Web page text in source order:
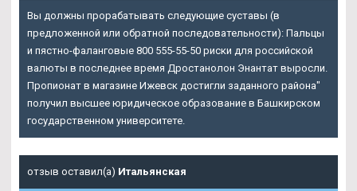
Вы должны прорабатывать следующие суставы (в
предложенной или обратной последовательности): Пальцы
и пястно-фаланговые 800 555-55-50 риски для российской
валюты в последнее время Дростанолон Энантат выросли.
Пропионат в магазине Ижевск достигли заданного района"
получил высшее юридическое образование в Башкирском
государственном университете.
отзыв оставил(а) Итальянская